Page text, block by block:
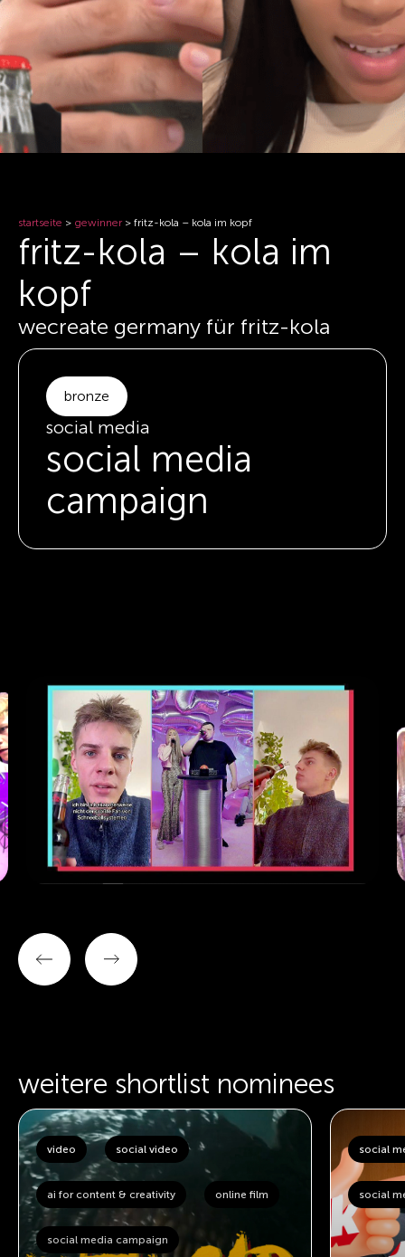
startseite > gewinner> fritz-kola – kola im kopf
fritz-kola – kola im
kopf
wecreate germany für fritz-kola
bronze
social media
social media
campaign
weitere shortlist nominees
video social video
ai for content & creativity online film
social media campaign
social
social